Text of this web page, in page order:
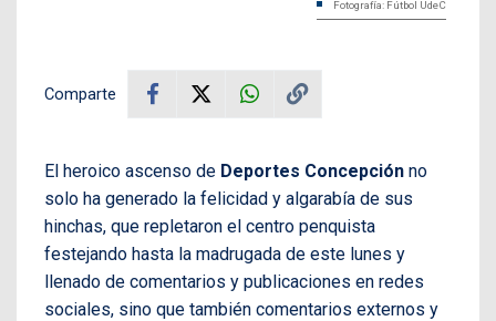
Fotografía: Fútbol UdeC
Comparte
El heroico ascenso de Deportes Concepción no
solo ha generado la felicidad y algarabía de sus
hinchas, que repletaron el centro penquista
festejando hasta la madrugada de este lunes y
llenado de comentarios y publicaciones en redes
sociales, sino que también comentarios externos y